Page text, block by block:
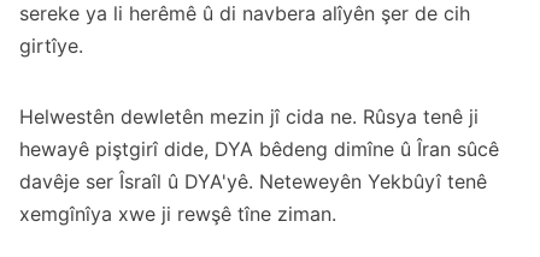
sereke ya li herêmê û di navbera alîyên şer de cih
girtîye.
Helwestên dewletên mezin jî cida ne. Rûsya tenê ji
hewayê piştgirî dide, DYA bêdeng dimîne û Îran sûcê
davêje ser Îsraîl û DYA'yê. Neteweyên Yekbûyî tenê
xemgînîya xwe ji rewşê tîne ziman.